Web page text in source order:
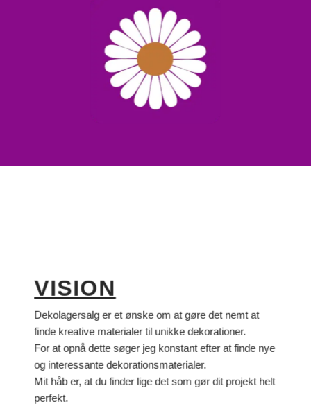
VISION
Dekolagersalg er et ønske om at gøre det nemt at
finde kreative materialer til unikke dekorationer.
For at opnå dette søger jeg konstant efter at finde nye
og interessante dekorationsmaterialer.
Mit håb er, at du finder lige det som gør dit projekt helt
perfekt.